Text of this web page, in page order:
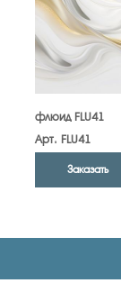
флюид FLU41
Арт. FLU41
Заказать